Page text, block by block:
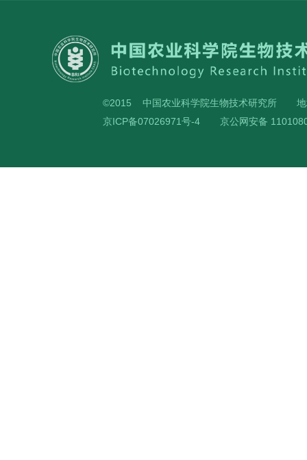
©2015 中国农业科学院生物技术研究所
京ICP备07026971号-4
京公网安备